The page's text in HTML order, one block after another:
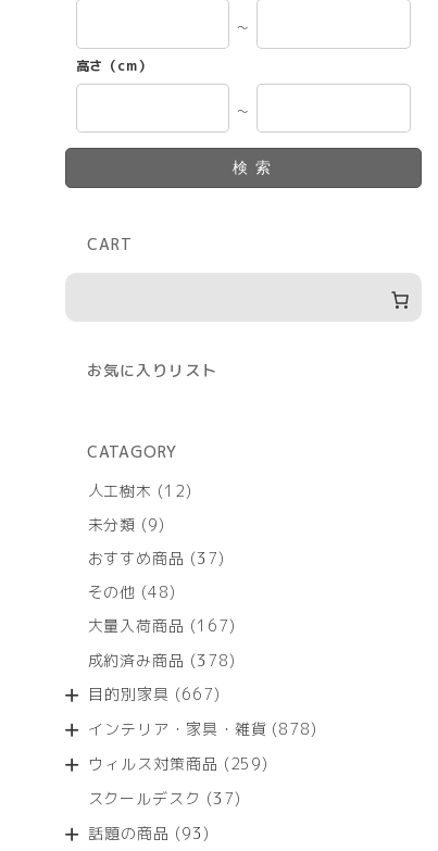
～
高さ（cm）
～
検索
CART
お気に入りリスト
CATAGORY
人工樹木
1212
商
未分類 99
の
商
おすすめ商品 3737
商
その他 4848
の
商
大量入荷商品 167167
の
成約済み商品 378378
商
目的別家具 667667
の
商
インテリア・家具・雑貨 878878
ウィルス対策商品 259259
スクールデスク 3737
話題の商品 9393